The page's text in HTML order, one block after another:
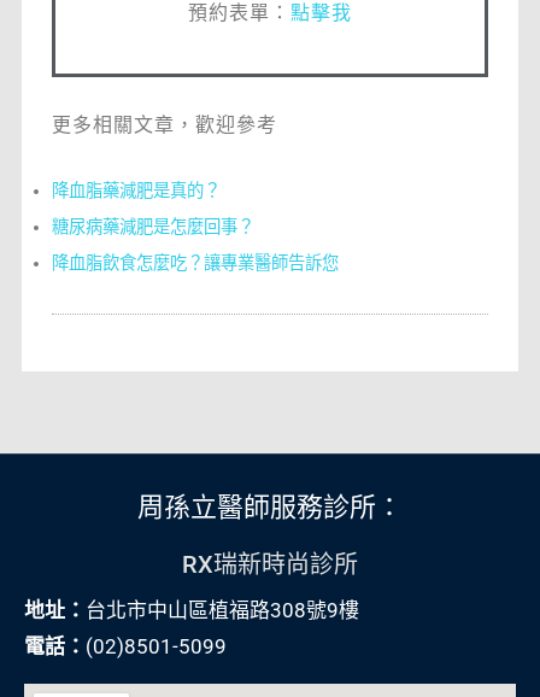
預約表單： 點擊我
更多相關文章，歡迎參考
降血脂藥減肥是真的？
糖尿病藥減肥是怎麼回事？
降血脂飲食怎麼吃？讓專業醫師告訴您
周孫立醫師服務診所：
RX瑞新時尚診所
地址： 台北市中山區植福路308號9樓
電話： (02)8501-5099